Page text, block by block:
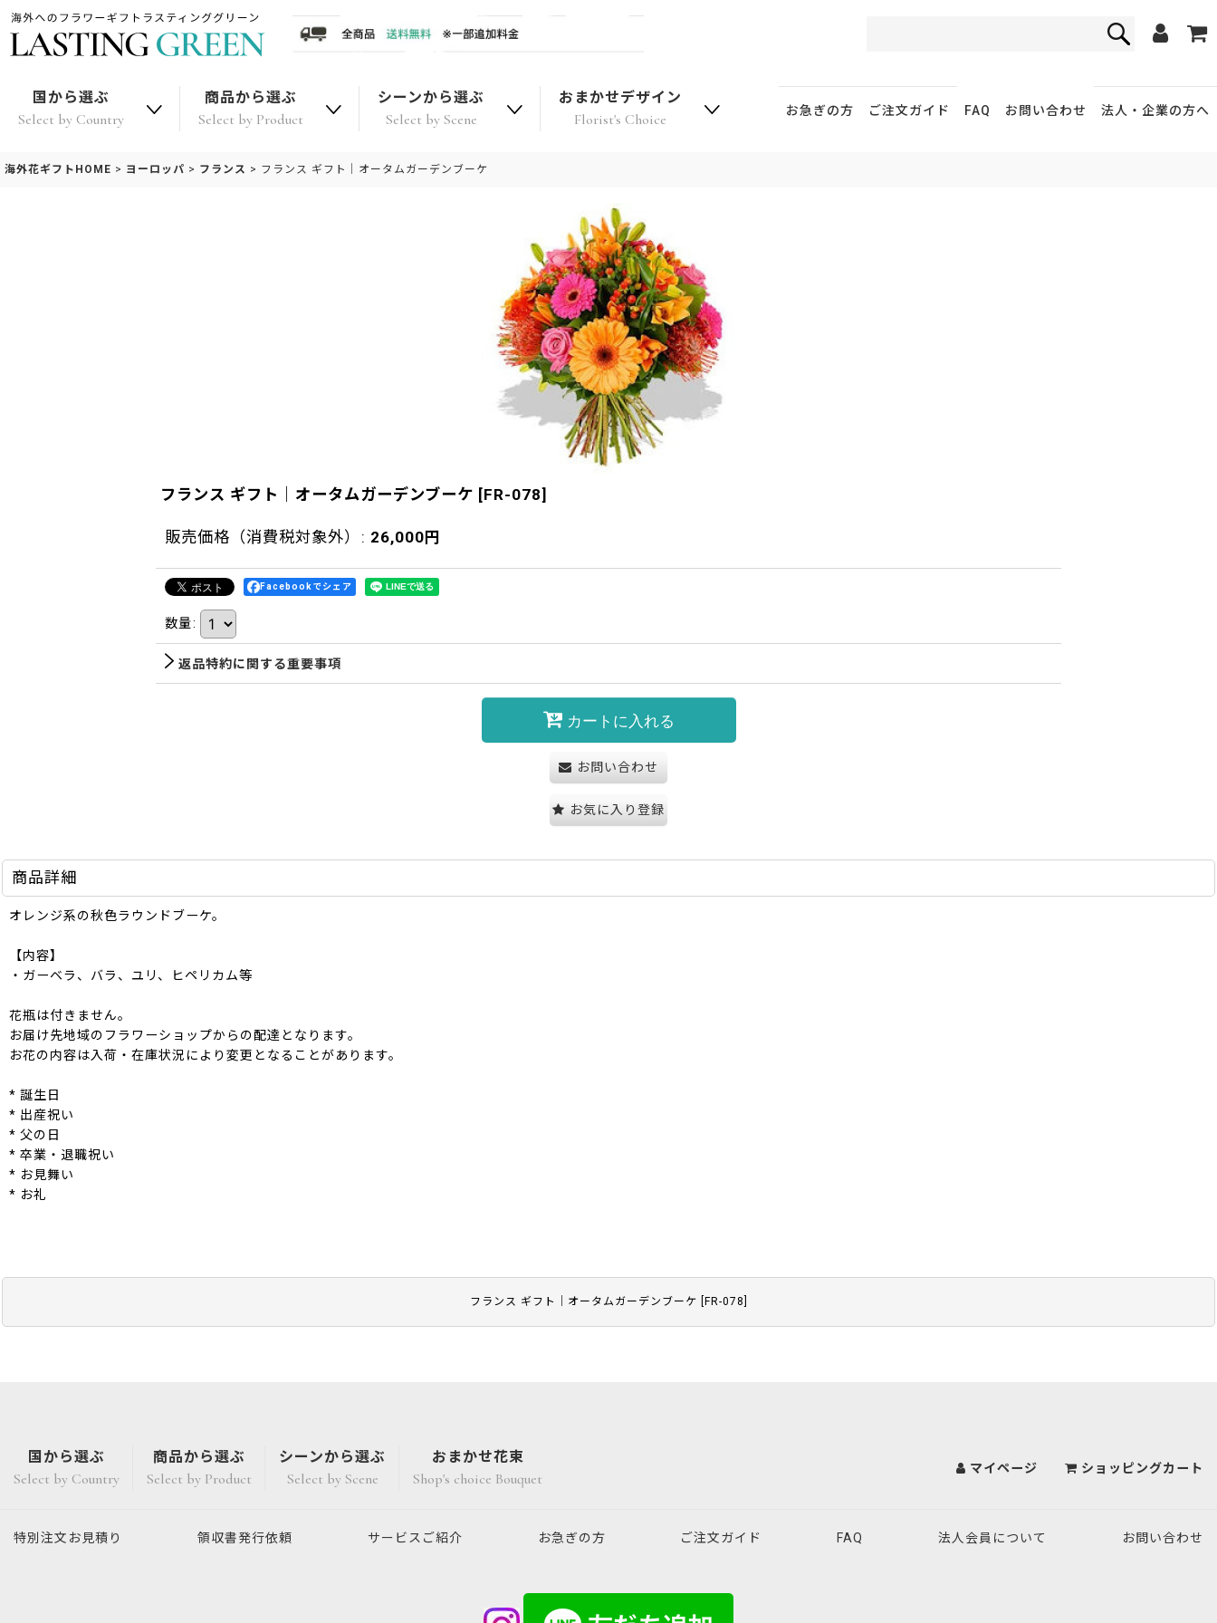
国から選ぶ
Select by Country
商品から選ぶ
Select by Product
シーンから選ぶ
Select by Scene
おまかせデザイン
Florist's Choice 法人・企業の方へ
ご注文ガイド
お急ぎの方 FAQ お問い合わせ
海外花ギフトHOME > ヨーロッパ > フランス > フランス ギフト｜オータムガーデンブーケ
フランス ギフト｜オータムガーデンブーケ FR-078
フランス ギフト｜オータムガーデンブーケ [FR-078]
販売価格（消費税対象外） : 26,000 円
Facebookでシェア
数量:
返品特約に関する重要事項
カートに入れる
お問い合わせ
お気に入り登録
商品詳細
オレンジ系の秋色ラウンドブーケ。
【内容】
・ガーベラ、バラ、ユリ、ヒペリカム等
花瓶は付きません。
お届け先地域のフラワーショップからの配達となります。
お花の内容は入荷・在庫状況により変更となることがあります。
* 誕生日
* 出産祝い
* 父の日
* 卒業・退職祝い
* お見舞い
* お礼
国から選ぶ
Select by Country
商品から選ぶ
Select by Product
シーンから選ぶ
Select by Scene
おまかせ花束
Shop's choice Bouquet
マイページ ショッピングカート
特別注文 お見積り 領収書発行依頼 サービスご紹介 お急ぎの方 ご注文ガイド FAQ 法人会員について お問い合わせ